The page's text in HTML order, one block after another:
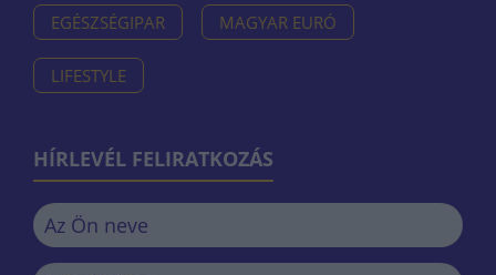
EGÉSZSÉGIPAR MAGYAR EURÓ
LIFESTYLE
HÍRLEVÉL FELIRATKOZÁS